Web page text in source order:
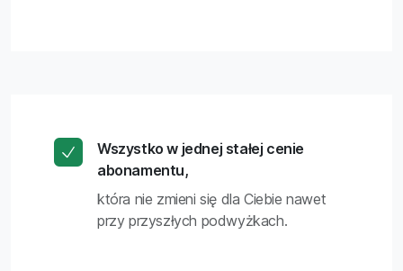
Wszystko w jednej stałej cenie
abonamentu,
która nie zmieni się dla Ciebie nawet
przy przyszłych podwyżkach.